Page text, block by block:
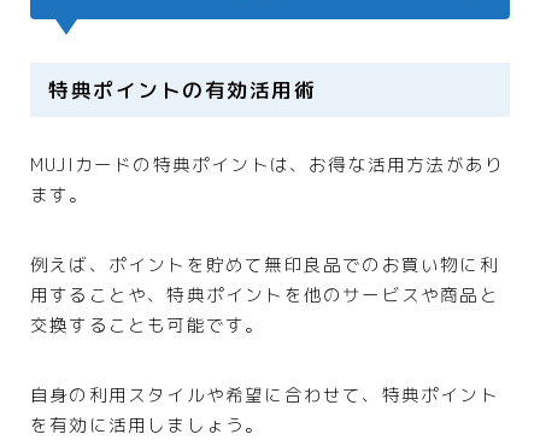
特典ポイントの有効活用術
MUJIカードの特典ポイントは、お得な活用方法があり
ます。
例えば、ポイントを貯めて無印良品でのお買い物に利
用することや、特典ポイントを他のサービスや商品と
交換することも可能です。
自身の利用スタイルや希望に合わせて、特典ポイント
を有効に活用しましょう。